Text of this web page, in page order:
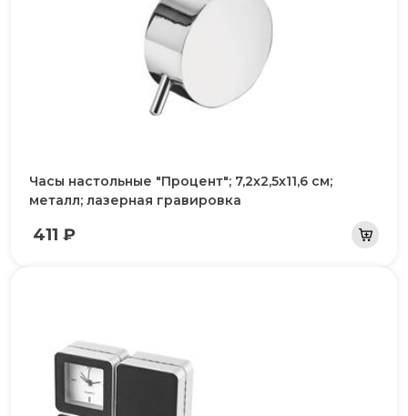
Часы настольные "Процент"; 7,2х2,5х11,6 см;
металл; лазерная гравировка
411 ₽